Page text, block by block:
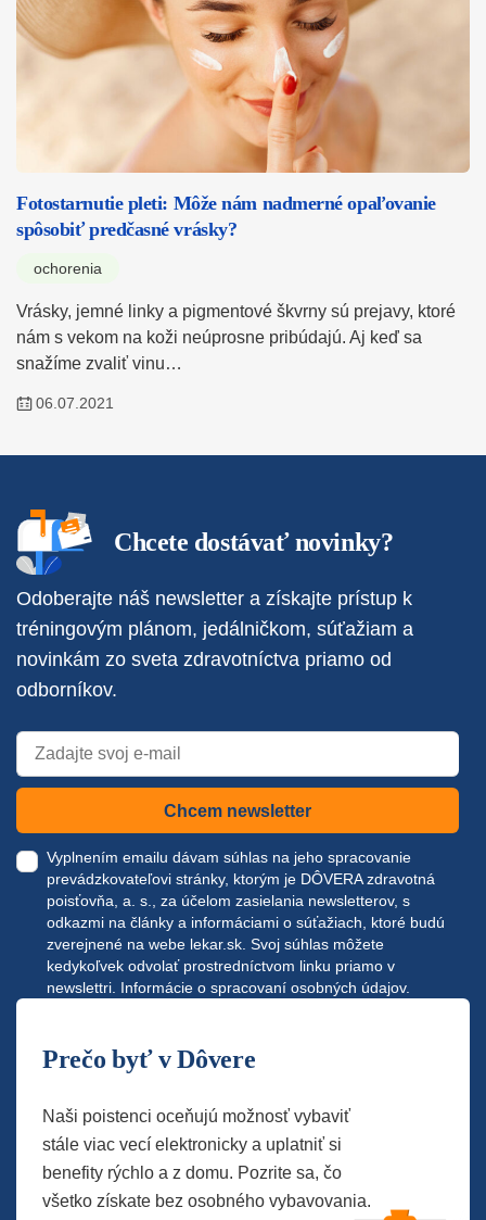
Fotostarnutie pleti: Môže nám nadmerné opaľovanie
spôsobiť predčasné vrásky?
ochorenia
Vrásky, jemné linky a pigmentové škvrny sú prejavy, ktoré
nám s vekom na koži neúprosne pribúdajú. Aj keď sa
snažíme zvaliť vinu…
06.07.2021
Chcete dostávať novinky?
Odoberajte náš newsletter a získajte prístup k
tréningovým plánom, jedálničkom, súťažiam a
novinkám zo sveta zdravotníctva priamo od
odborníkov.
Chcem newsletter
Vyplnením emailu dávam súhlas na jeho spracovanie
prevádzkovateľovi stránky, ktorým je DÔVERA zdravotná
poisťovňa, a. s., za účelom zasielania newsletterov, s
odkazmi na články a informáciami o súťažiach, ktoré budú
zverejnené na webe lekar.sk. Svoj súhlas môžete
kedykoľvek odvolať prostredníctvom linku priamo v
newslettri. Informácie o spracovaní osobných údajov.
Prečo byť v Dôvere
Naši poistenci oceňujú možnosť vybaviť
stále viac vecí elektronicky a uplatniť si
benefity rýchlo a z domu. Pozrite sa, čo
všetko získate bez osobného vybavovania.